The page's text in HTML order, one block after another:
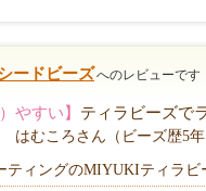
ードビーズへのレビューです
やすい】 ティラビーズで
はむころさん（ビーズ歴5年
ティングのMIYUKIティラ